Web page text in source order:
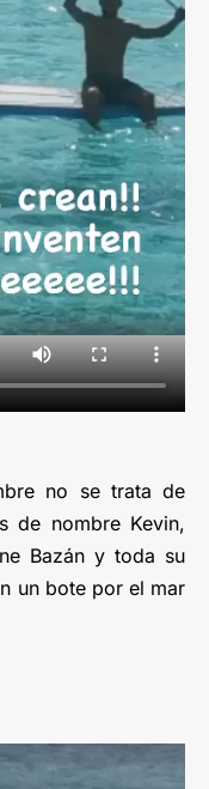
no se trata de
de nombre Kevin,
Bazán y toda su
un bote por el mar